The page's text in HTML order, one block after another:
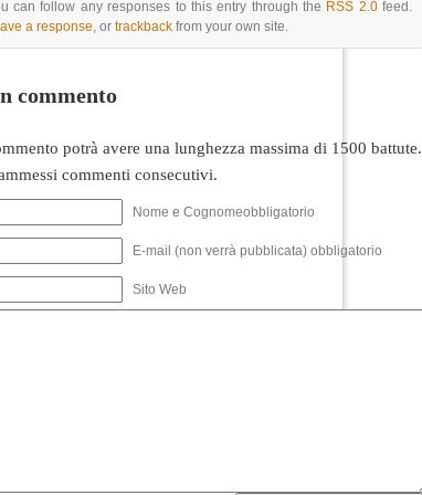
can follow any responses to this entry through the RSS 2.0feed.
a response, or trackback from your own site.
commento
potrà avere una lunghezza massima di 1500 battute.
commenti consecutivi.
Nome e Cognomeobbligatorio
E-mail (non verrà pubblicata) obbligatorio
Sito Web